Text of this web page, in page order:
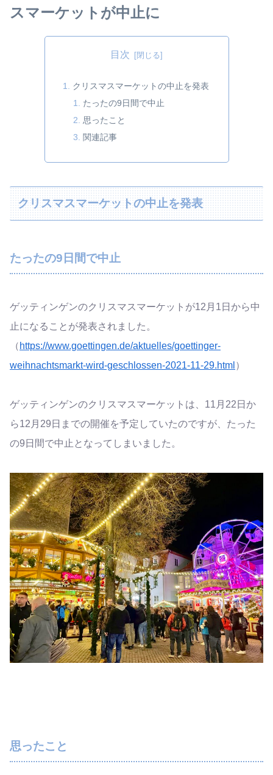
スマーケットが中止に
目次
クリスマスマーケットの中止を発表
たったの9日間で中止
思ったこと
関連記事
クリスマスマーケットの中止を発表
たったの9日間で中止
ゲッティンゲンのクリスマスマーケットが12月1日から中
止になることが発表されました。
（ https://www.goettingen.de/aktuelles/goettinger-
weihnachtsmarkt-wird-geschlossen-2021-11-29.html ）
ゲッティンゲンのクリスマスマーケットは、11月22日か
ら12月29日までの開催を予定していたのですが、たった
の9日間で中止となってしまいました。
思ったこと